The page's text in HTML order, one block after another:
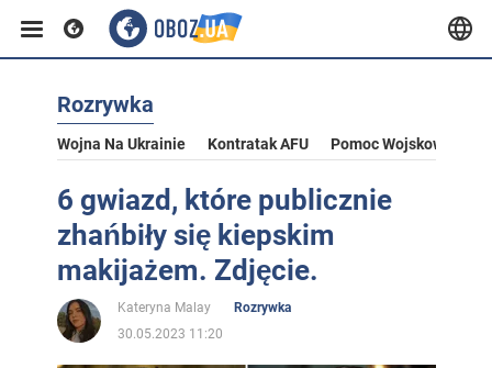
Rozrywka
Wojna Na Ukrainie Kontratak AFU Pomoc Wojskowa Dla
6 gwiazd, które publicznie
zhańbiły się kiepskim
makijażem. Zdjęcie.
Kateryna Malay
Rozrywka
30.05.2023 11:20